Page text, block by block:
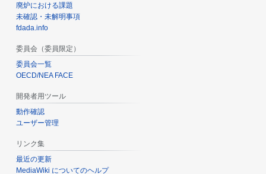
廃炉における課題
未確認・未解明事項
fdada.info
委員会（委員限定）
委員会一覧
OECD/NEA FACE
開発者用ツール
動作確認
ユーザー管理
リンク集
最近の更新
MediaWiki についてのヘルプ